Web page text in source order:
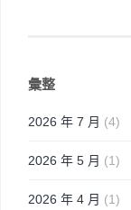
彙整
2026 年 7 月 (4)
2026 年 5 月 (1)
2026 年 4 月 (1)